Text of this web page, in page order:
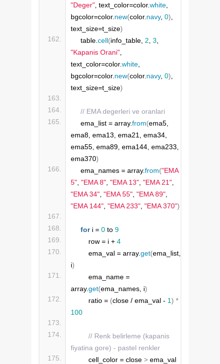
"Deger" , text_color=color.white
bgcolor=color. new(color. navy, 0)
text_size=t_size)
    table.
cell(info_table, 2 3
"Kapanis Orani"
text_color=color.white
bgcolor=color. new(color. navy, 0)
text_size=t_size)
// EMA degerleri ve oranlari
    ema_list = array.
from(ema5,
ema8, ema13, ema21, ema34,
ema55, ema89, ema144, ema233,
ema370)
    ema_names = array.
from("EMA
5" "EMA 8" "EMA 13" "EMA 21"
"EMA 34" "EMA 55" "EMA 89"
"EMA 144" "EMA 233" "EMA 370")
for i = 0 to 9
        row = i +
4
        ema_val = array.
get(ema_list,
i)
        ema_name =
array.get(ema_names, i)
        ratio =
(close / ema_val - 1) *
100
// Renk belirleme (kapanis
fiyatina gore) - pastel renkler
        cell_color = close
> ema_val